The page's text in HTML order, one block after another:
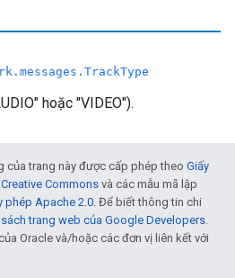
hoặc "VIDEO").
của trang này được cấp phép theo Giấy
Commons và các mẫu mã lập
phép Apache 2.0. Để biết thông tin chi
sách trang web của Google Developers.
Oracle và/hoặc các đơn vị liên kết với